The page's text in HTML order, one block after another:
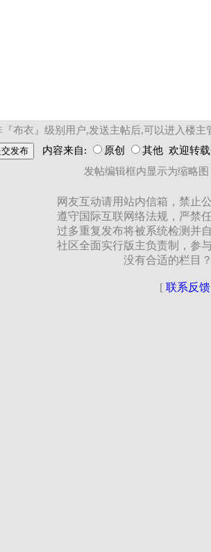
『布衣』级别用户,发送主帖后,可以进入楼
内容来自:
原创
其他 欢迎转
发帖编辑框内显示为缩略
网友互动请用站内信箱，禁止
遵守国际互联网络法规，严禁
过多重复发布将被系统检测并
社区全面实行版主负责制，参
没有合适的栏目
[ 联系反馈